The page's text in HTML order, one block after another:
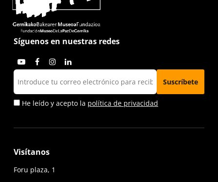
Síguenos en nuestras redes
He leído y acepto la política de privacidad
Visítanos
Foru plaza, 1